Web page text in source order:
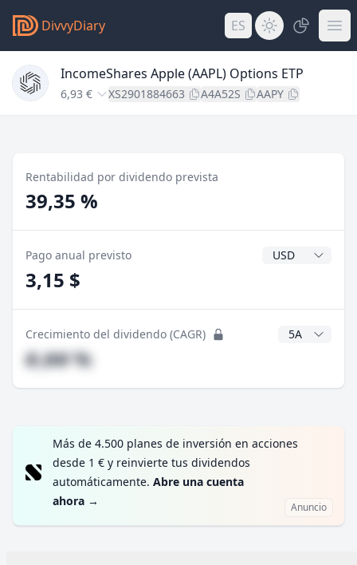
DivvyDiary ES
IncomeShares Apple (AAPL) Options ETP
6,93 € XS2901884663 A4A52S AAPY
Rentabilidad por dividendo prevista
39,35 %
Pago anual previsto Divisa del
3,15 $
Crecimiento del dividendo (CAGR) Años CAGR
#,## %
Más de 4.500 planes de inversión en acciones
desde 1 € y reinvierte tus dividendos
automáticamente. Abre una cuenta
ahora → Anuncio